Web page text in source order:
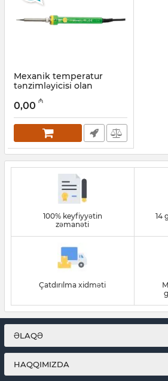
Mexanik temperatur
tənzimləyicisi olan
SI-131B
Artikul: 027001060
0,00 ₼
100% keyfiyyətin
zəmanəti
14
Çatdırılma xidməti
ƏLAQƏ
HAQQIMIZDA